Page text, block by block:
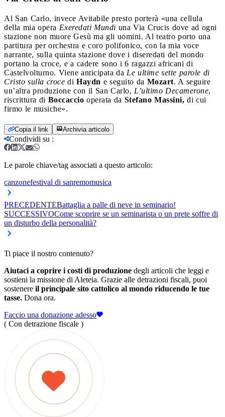
Al San Carlo, invece Avitabile presto porterà «una cellula
della mia opera Exeredati Mundi una Via Crucis dove ad ogni
stazione non muore Gesù ma gli uomini. Al teatro porto una
partitura per orchestra e coro polifonico, con la mia voce
narrante, sulla quinta stazione dove i diseredati del mondo
portano la croce, e a cadere sono i 6 ragazzi africani di
Castelvolturno. Viene anticipata da Le ultime sette parole di
Cristo sulla croce di Haydn e seguito da Mozart. A seguire
un’altra produzione con il San Carlo, L’ultimo Decamerone,
riscrittura di Boccaccio operata da Stefano Massini, di cui
firmo le musiche».
Copia il link Archivia articolo
Condividi su :
Le parole chiave/tag associati a questo articolo:
canzonefestival di sanremomusica
PRECEDENTEBattaglia a palle di neve in seminario!
SUCCESSIVOCome scoprire se un seminarista o un prete soffre di
un disturbo della personalità?
Ti piace il nostro contenuto?
Aiutaci a coprire i costi di produzione degli articoli che leggi e
sostieni la missione di Aleteia. Grazie alle detrazioni fiscali, puoi
sostenere il principale sito cattolico al mondo riducendo le tue
tasse. Dona ora.
Faccio una donazione adesso
( Con detrazione fiscale )